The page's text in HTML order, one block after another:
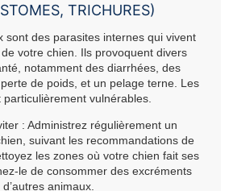
TRICHURES)
sont des parasites internes qui vivent
votre chien. Ils provoquent divers
notamment des diarrhées, des
de poids, et un pelage terne. Les
particulièrement vulnérables.
: Administrez régulièrement un
suivant les recommandations de
les zones où votre chien fait ses
le de consommer des excréments
d’autres animaux.